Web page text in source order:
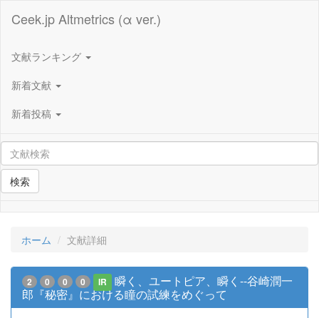
Ceek.jp Altmetrics (α ver.)
文献ランキング
新着文献
新着投稿
検索
ホーム 文献詳細
2 0 0 0 IR
瞬く、ユートピア、瞬く--谷崎潤一
郎『秘密』における瞳の試練をめぐって